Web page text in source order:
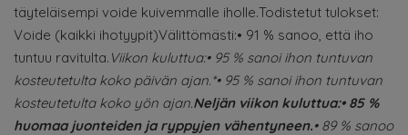
täyteläisempi voide kuivemmalle iholle.Todistetut tulokset:
Voide (kaikki ihotyypit)Välittömästi:• 91 % sanoo, että iho
tuntuu ravitulta. Viikon kuluttua:• 95 % sanoi ihon tuntuvan
kosteutetulta koko päivän ajan.*• 95 % sanoi ihon tuntuvan
kosteutetulta koko yön ajan.Neljän viikon kuluttua:• 85 %
huomaa juonteiden ja ryppyjen vähentyneen.• 89 % sanoo